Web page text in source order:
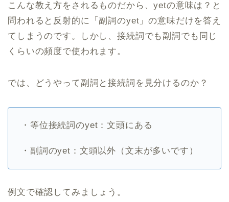
こんな教え方をされるものだから、yetの意味は？と
問われると反射的に「副詞のyet」の意味だけを答え
てしまうのです。しかし、接続詞でも副詞でも同じ
くらいの頻度で使われます。
では、どうやって副詞と接続詞を見分けるのか？
・等位接続詞のyet：文頭にある
・副詞のyet：文頭以外（文末が多いです）
例文で確認してみましょう。